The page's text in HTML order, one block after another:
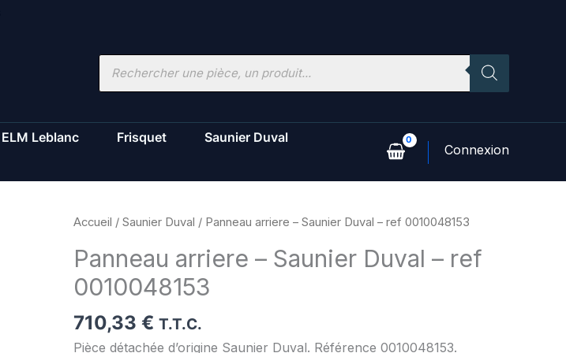
Recherche
ELM Leblanc Frisquet
Saunier Duval
Accueil / Saunier Duval / Panneau arriere – Saunier Duval – ref 0010048153
Panneau arriere – Saunier Duval – ref
0010048153
710,33 € T.T.C.
Pièce détachée d’origine Saunier Duval. Référence 0010048153.
quantité
Panneau
arriere
Saunier
Duval